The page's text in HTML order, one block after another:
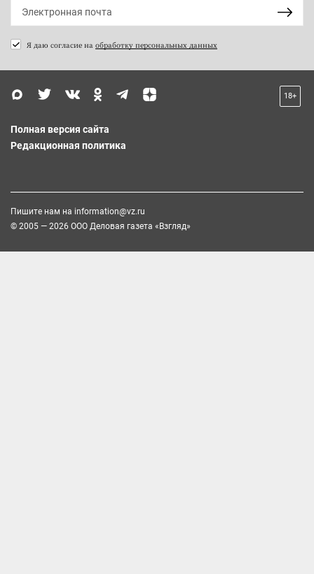
Я даю согласие на обработку персональных данных
18+
Полная версия сайта
Редакционная политика
Пишите нам на information@vz.ru
© 2005 — 2026 ООО Деловая газета «Взгляд»